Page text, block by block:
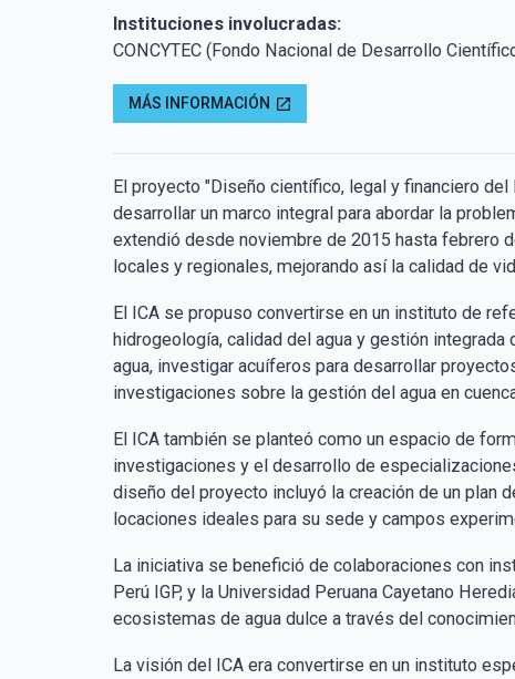
Instituciones involucradas:
CONCYTEC (Fondo Nacional de Desarrollo
MÁS INFORMACIÓN open_in_new
El proyecto "Diseño científico, legal y financiero
desarrollar un marco integral para abordar la
extendió desde noviembre de 2015 hasta febrero
locales y regionales, mejorando así la calidad de
El ICA se propuso convertirse en un instituto de
hidrogeología, calidad del agua y gestión
agua, investigar acuíferos para desarrollar
investigaciones sobre la gestión del agua en
El ICA también se planteó como un espacio de
investigaciones y el desarrollo de
diseño del proyecto incluyó la creación de un plan
locaciones ideales para su sede y campos
La iniciativa se benefició de colaboraciones con
Perú IGP, y la Universidad Peruana Cayetano
ecosistemas de agua dulce a través del
La visión del ICA era convertirse en un instituto